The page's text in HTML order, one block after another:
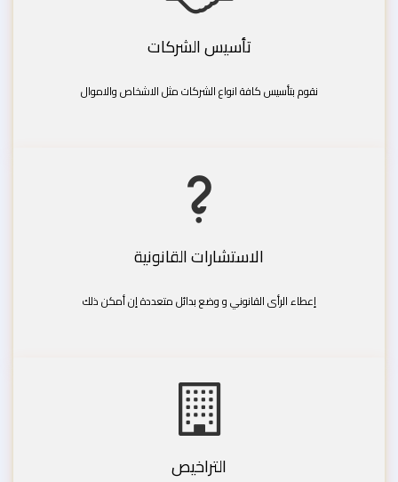
تأسيس الشركات
نقوم بتأسيس كافة انواع الشركات مثل الاشخاص والاموال
الاستشارات القانونية
إعطاء الرأى القانوني و وضع بدائل متعددة إن أمكن ذلك
التراخيص